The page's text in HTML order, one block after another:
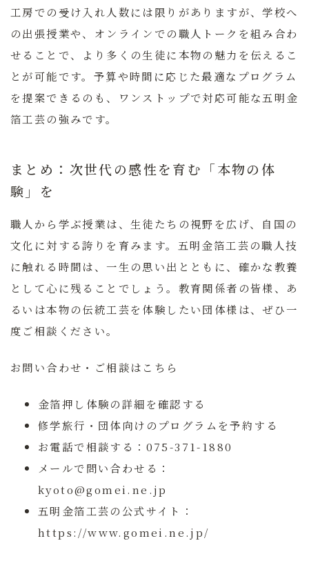
工房での受け入れ人数には限りがありますが、学校へ
の出張授業や、オンラインでの職人トークを組み合わ
せることで、より多くの生徒に本物の魅力を伝えるこ
とが可能です。予算や時間に応じた最適なプログラム
を提案できるのも、ワンストップで対応可能な五明金
箔工芸の強みです。
まとめ：次世代の感性を育む「本物の体
験」を
職人から学ぶ授業は、生徒たちの視野を広げ、自国の
文化に対する誇りを育みます。五明金箔工芸の職人技
に触れる時間は、一生の思い出とともに、確かな教養
として心に残ることでしょう。教育関係者の皆様、あ
るいは本物の伝統工芸を体験したい団体様は、ぜひ一
度ご相談ください。
お問い合わせ・ご相談はこちら
金箔押し体験の詳細を確認する
修学旅行・団体向けのプログラムを予約する
お電話で相談する：075-371-1880
メールで問い合わせる：
kyoto@gomei.ne.jp
五明金箔工芸の公式サイト：
https://www.gomei.ne.jp/